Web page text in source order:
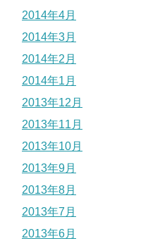
2014年4月
2014年3月
2014年2月
2014年1月
2013年12月
2013年11月
2013年10月
2013年9月
2013年8月
2013年7月
2013年6月